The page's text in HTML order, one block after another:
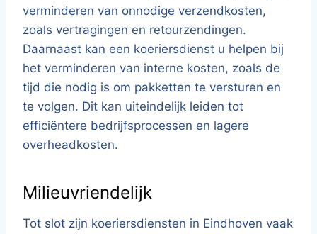
verminderen van onnodige verzendkosten,
zoals vertragingen en retourzendingen.
Daarnaast kan een koeriersdienst u helpen bij
het verminderen van interne kosten, zoals de
tijd die nodig is om pakketten te versturen en
te volgen. Dit kan uiteindelijk leiden tot
efficiëntere bedrijfsprocessen en lagere
overheadkosten.
Milieuvriendelijk
Tot slot zijn koeriersdiensten in Eindhoven vaak